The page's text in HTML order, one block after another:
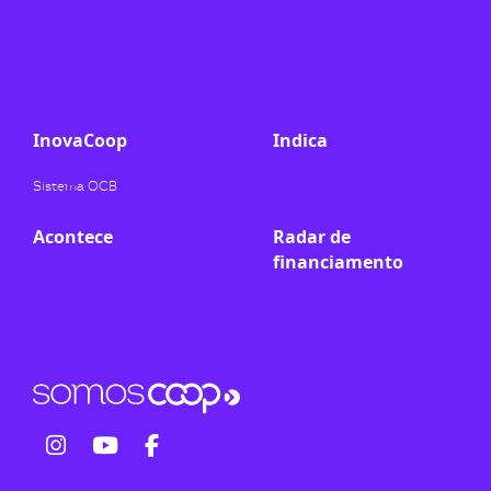
InovaCoop
Sistema OCB
Acontece
Indica
Radar de
financiamento
fab fabfab